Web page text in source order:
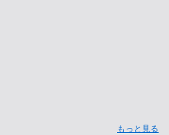
もっと見る